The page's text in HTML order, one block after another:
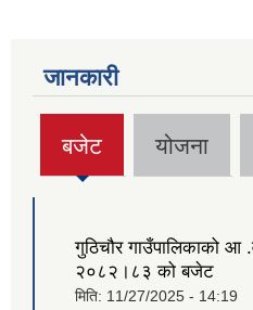
जानकारी
बजेट
(active
tab)
योजना
गुठिचौर गाउँपालिकाको आ
२०८२।८३ को बजेट
मिति: 11/27/2025 - 14:19